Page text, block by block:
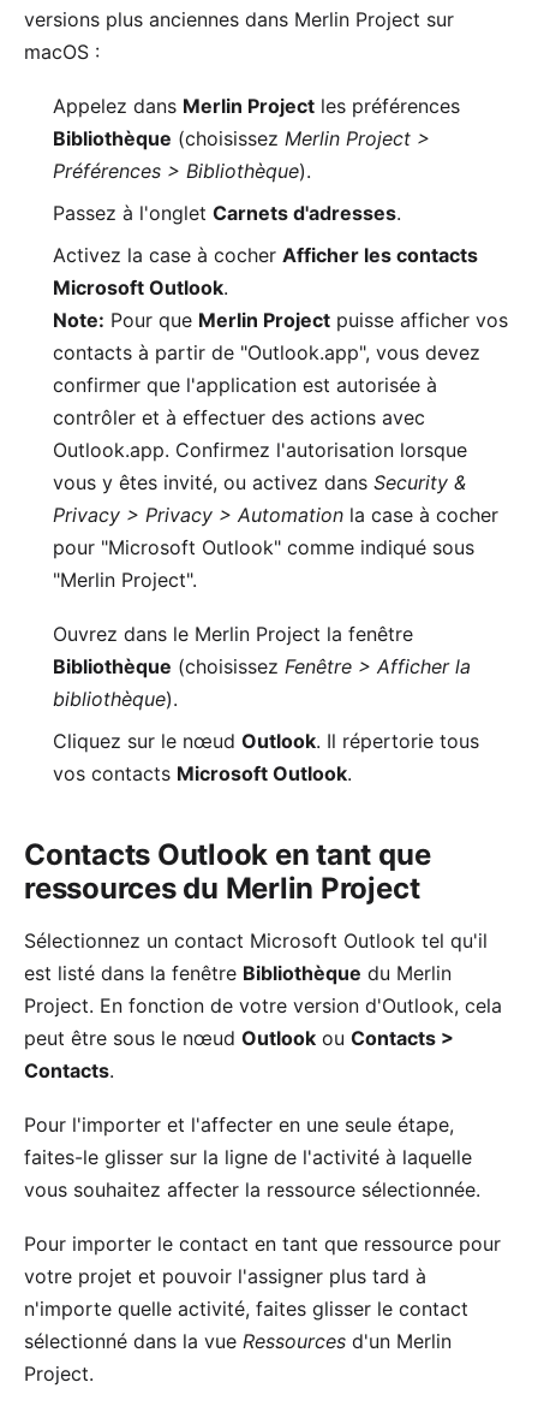
versions plus anciennes dans Merlin Project sur
macOS :
Appelez dans Merlin Project les préférences
Bibliothèque (choisissez Merlin Project >
Préférences > Bibliothèque).
Passez à l'onglet Carnets d'adresses.
Activez la case à cocher Afficher les contacts
Microsoft Outlook.
Note: Pour que Merlin Project puisse afficher vos
contacts à partir de "Outlook.app", vous devez
confirmer que l'application est autorisée à
contrôler et à effectuer des actions avec
Outlook.app. Confirmez l'autorisation lorsque
vous y êtes invité, ou activez dans Security &
Privacy > Privacy > Automation la case à cocher
pour "Microsoft Outlook" comme indiqué sous
"Merlin Project".
Ouvrez dans le Merlin Project la fenêtre
Bibliothèque (choisissez Fenêtre > Afficher la
bibliothèque).
Cliquez sur le nœud Outlook. Il répertorie tous
vos contacts Microsoft Outlook.
Contacts Outlook en tant que
ressources du Merlin Project
Sélectionnez un contact Microsoft Outlook tel qu'il
est listé dans la fenêtre Bibliothèque du Merlin
Project. En fonction de votre version d'Outlook, cela
peut être sous le nœud Outlook ou Contacts >
Contacts.
Pour l'importer et l'affecter en une seule étape,
faites-le glisser sur la ligne de l'activité à laquelle
vous souhaitez affecter la ressource sélectionnée.
Pour importer le contact en tant que ressource pour
votre projet et pouvoir l'assigner plus tard à
n'importe quelle activité, faites glisser le contact
sélectionné dans la vue Ressources d'un Merlin
Project.